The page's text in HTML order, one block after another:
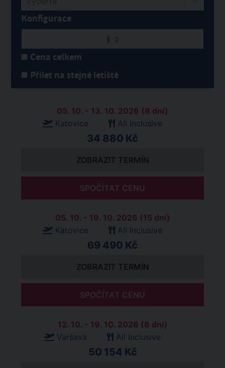
Konfigurace
Cena celkem
Přílet na stejné letiště
05. 10. - 13. 10. 2026 (8 dní)
Katovice
All Inclusive
34 880 Kč
ZOBRAZIT TERMÍN
SPOČÍTAT CENU
05. 10. - 19. 10. 2026 (15 dní)
Katovice
All Inclusive
69 490 Kč
ZOBRAZIT TERMÍN
SPOČÍTAT CENU
12. 10. - 19. 10. 2026 (8 dní)
Varšava
All Inclusive
50 154 Kč